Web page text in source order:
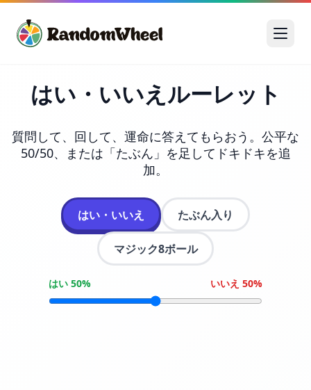
はい・いいえルーレット
質問して、回して、運命に答えてもらおう。公平な
50/50、または「たぶん」を足してドキドキを追
加。
はい・いいえ たぶん入り
マジック8ボール
はい 50% いいえ 50%